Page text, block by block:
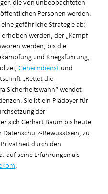
Personen werden.
gefährliche Strategie ab:
werden, der „Kampf
werden, bis die
und Kriegsführung,
Geheimdienst und
„Rettet die
Sicherheitswahn“ wendet
Sie ist ein Plädoyer für
der
sich Gerhart Baum bis heute
Bewusstsein, zu
durch den
auf seine Erfahrungen als